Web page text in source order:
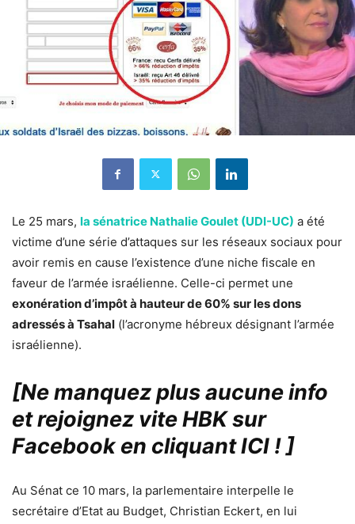
Le 25 mars, la sénatrice Nathalie Goulet (UDI-UC) a été
victime d’une série d’attaques sur les réseaux sociaux pour
avoir remis en cause l’existence d’une niche fiscale en
faveur de l’armée israélienne. Celle-ci permet une
exonération d’impôt à hauteur de 60% sur les dons
adressés à Tsahal (l’acronyme hébreux désignant l’armée
israélienne).
[Ne manquez plus aucune info
et rejoignez vite HBK sur
Facebook en cliquant ICI ! ]
Au Sénat ce 10 mars, la parlementaire interpelle le
secrétaire d’Etat au Budget, Christian Eckert, en lui